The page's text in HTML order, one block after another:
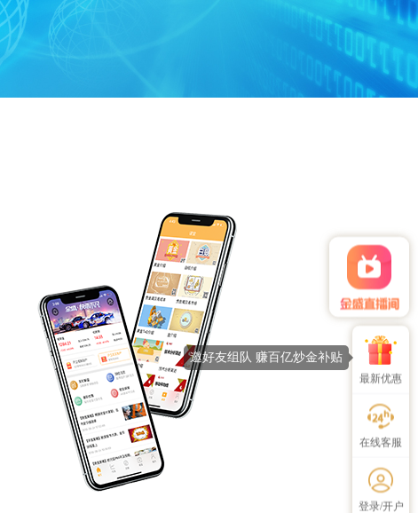
最新优惠
在线客服
登录/开户